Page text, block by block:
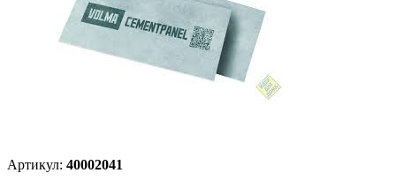
Артикул: 40002041